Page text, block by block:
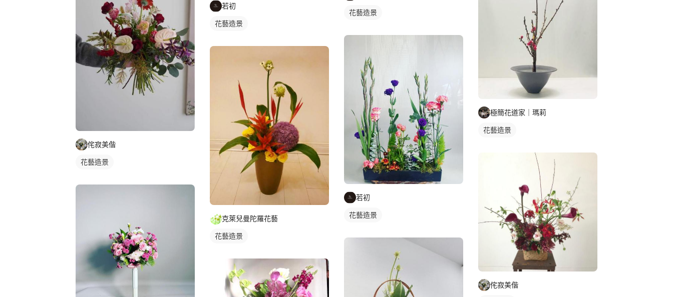
侘寂美偕
花藝造景
若初
花藝造景
克萊兒曼陀羅花藝
花藝造景
花藝造景
若初
花藝造景
極簡花道家｜瑪莉
花藝造景
侘寂美偕